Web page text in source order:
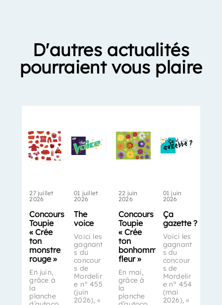
D'autres actualités
pourraient vous plaire
27 juillet
2026
Concours
Toupie
« Crée
ton
monstre
rouge »
En juin,
grâce à
la
planche
01 juillet
2026
The
voice
Voici les
gagnant
s du
concour
s de
Mordelir
e n° 455
(juin
2026), «
22 juin
2026
Concours
Toupie
« Crée
ton
bonhomme-
fleur »
En mai,
grâce à
la
planche
01 juin
2026
Ça
gazette ?
Voici les
gagnant
s du
concour
s de
Mordelir
e n° 454
(mai
2026), «